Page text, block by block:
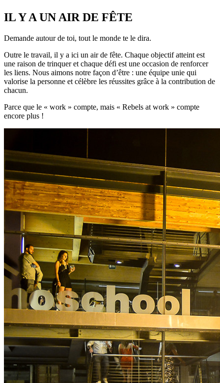
IL Y A UN AIR DE FÊTE
Demande autour de toi, tout le monde te le dira.
Outre le travail, il y a ici un air de fête. Chaque objectif atteint est
une raison de trinquer et chaque défi est une occasion de renforcer
les liens. Nous aimons notre façon d’être : une équipe unie qui
valorise la personne et célèbre les réussites grâce à la contribution de
chacun.
Parce que le « work » compte, mais « Rebels at work » compte
encore plus !